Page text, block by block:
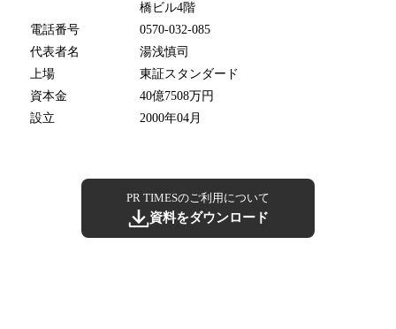
橋ビル4階
電話番号
0570-032-085
代表者名
湯浅慎司
上場
東証スタンダード
資本金
40億7508万円
設立
2000年04月
PR TIMESのご利用について
資料をダウンロード